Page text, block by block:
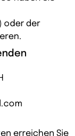
) oder der
erreichen Sie